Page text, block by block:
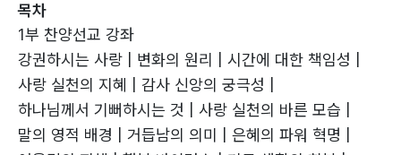
목차
1부 찬양선교 강좌
강권하시는 사랑 | 변화의 원리 | 시간에 대한 책임성 |
사랑 실천의 지혜 | 감사 신앙의 궁극성 |
하나님께서 기뻐하시는 것 | 사랑 실천의 바른 모습 |
말의 영적 배경 | 거듭남의 의미 | 은혜의 파워 혁명 |